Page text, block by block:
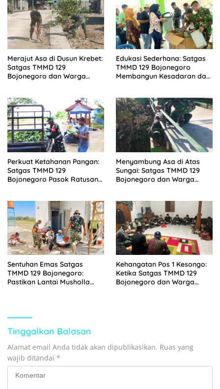
Merajut Asa di Dusun Krebet:
Satgas TMMD 129
Bojonegoro dan Warga
Edukasi Sederhana: Satgas
TMMD 129 Bojonegoro
Membangun Kesadaran dan
Perkuat Ketahanan Pangan:
Satgas TMMD 129
Bojonegoro Pasok Ratusan
Menyambung Asa di Atas
Sungai: Satgas TMMD 129
Bojonegoro dan Warga
Sentuhan Emas Satgas
TMMD 129 Bojonegoro:
Pastikan Lantai Musholla
Kehangatan Pos 1 Kesongo:
Ketika Satgas TMMD 129
Bojonegoro dan Warga
Tinggalkan Balasan
Alamat email Anda tidak akan dipublikasikan. Ruas yang
wajib ditandai *